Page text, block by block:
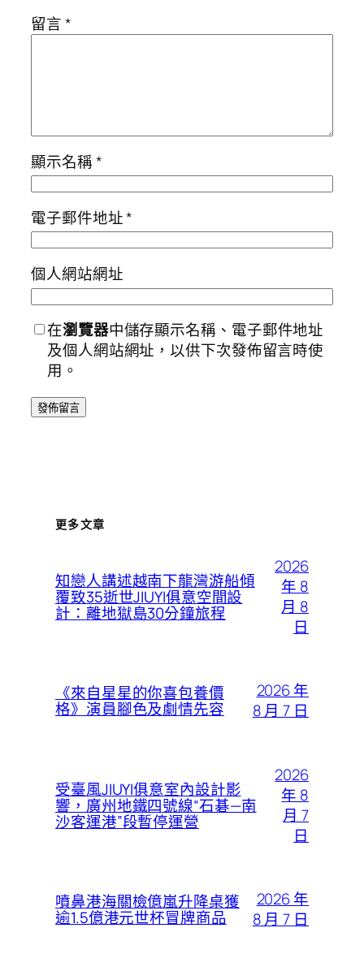
留言*
顯示名稱*
電子郵件地址*
個人網站網址
在瀏覽器中儲存顯示名稱、電子郵件地址
及個人網站網址，以供下次發佈留言時使
用。
更多文章
知戀人講述越南下龍灣游船傾
覆致35逝世JIUYI俱意空間設
計：離地獄島30分鐘旅程
2026
年 8
月 8
日
《來自星星的你喜包養價
格》演員腳色及劇情先容
2026 年
8 月 7 日
受臺風JIUYI俱意室內設計影
響，廣州地鐵四號線“石碁—南
沙客運港”段暫停運營
2026
年 8
月 7
日
噴鼻港海關檢億嵐升降桌獲
逾1.5億港元世杯冒牌商品
2026 年
8 月 7 日